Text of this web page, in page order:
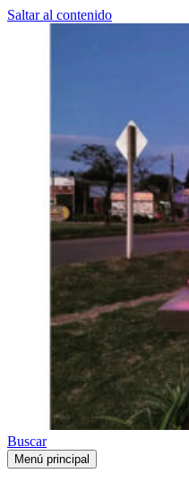
Saltar al contenido
Buscar
Menú principal